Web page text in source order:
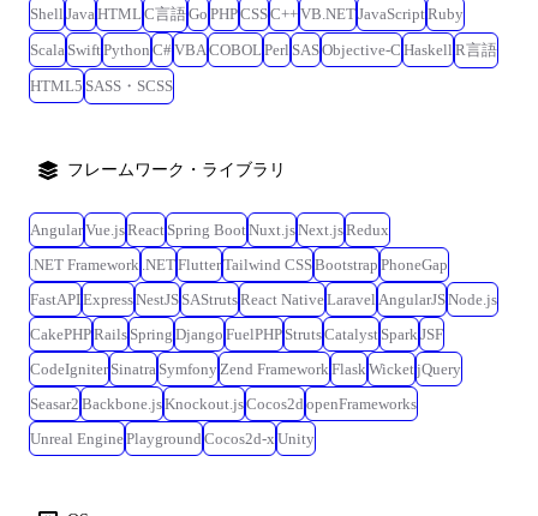
Shell JavaHTML C言語Go PHPCSSC++VB.NETJavaScriptRuby
Scala SwiftPython C#VBACOBOL Perl SASObjective-C Haskell R言語
HTML5 SASS・SCSS
フレームワーク・ライブラリ
AngularVue.jsReact Spring BootNuxt.jsNext.jsRedux
.NET Framework .NETFlutterTailwind CSSBootstrap PhoneGap
FastAPIExpressNestJS SAStrutsReact NativeLaravel AngularJSNode.js
CakePHPRails Spring Django FuelPHP StrutsCatalyst SparkJSF
CodeIgniter Sinatra SymfonyZend FrameworkFlaskWicketjQuery
Seasar2 Backbone.jsKnockout.jsCocos2d openFrameworks
Unreal EnginePlayground Cocos2d-x Unity